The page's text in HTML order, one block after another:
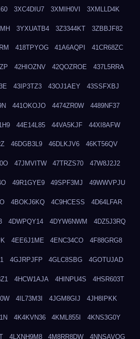
3XC4DIU7 3XMIH0VI 3XMLLD4K
3YXUATB4 3Z3344KT 3ZBBJF82
418TPYOG 41A6AQPI 41CR68ZC
42HIOZNV 42QOZROE 437L5RRA
43IP3TZ3 43OJ1AEY 43SSFXBJ
441OKOJO 4474ZR0W 4489NF37
44E14L85 44VA5KJF 44XI8AFW
46DGB3L9 46DLKJV6 46KT56QV
47JMVITW 47TRZS70 47W8J2J2
49R1GYE9 49SPF3MJ 49WWVPJU
4BOKJ6KQ 4C9HCESS 4D64LFAR
4DWPQY14 4DYW6NWM 4DZ5J3RQ
4EE6J1ME 4ENC34CO 4F88GRG8
4GJRPJFP 4GLC8SBG 4GOTUJAD
4HCW1AJA 4HINPU4S 4HSR603T
4IL73M3I 4JGM8GIJ 4JH8IPKK
4K4KVN36 4KML855I 4KNS3G0Y
4LXNH9M8 4M8RR8DW 4NNSAVOG